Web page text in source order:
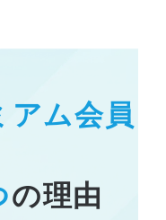
アム会員
の理由